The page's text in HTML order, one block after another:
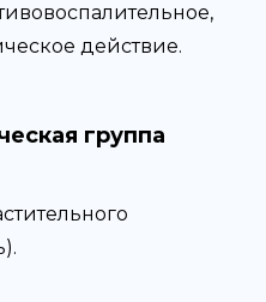
действие.
группа